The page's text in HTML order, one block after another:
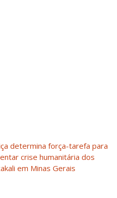
determina força-tarefa para
crise humanitária dos
em Minas Gerais